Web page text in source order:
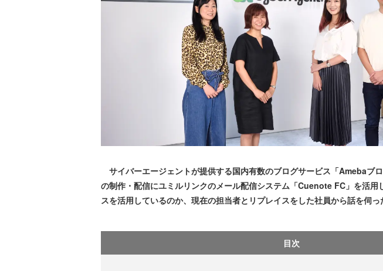
サイバーエージェントが提供する国内有数のブログサービス「Amebaブ
の制作・配信にユミルリンクのメール配信システム「Cuenote FC」を活用
スを活用しているのか、現在の担当者とリプレイスをした社員から話を伺っ
目次